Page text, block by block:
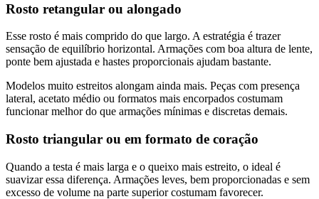
Rosto retangular ou alongado
Esse rosto é mais comprido do que largo. A estratégia é trazer
sensação de equilíbrio horizontal. Armações com boa altura de lente,
ponte bem ajustada e hastes proporcionais ajudam bastante.
Modelos muito estreitos alongam ainda mais. Peças com presença
lateral, acetato médio ou formatos mais encorpados costumam
funcionar melhor do que armações mínimas e discretas demais.
Rosto triangular ou em formato de coração
Quando a testa é mais larga e o queixo mais estreito, o ideal é
suavizar essa diferença. Armações leves, bem proporcionadas e sem
excesso de volume na parte superior costumam favorecer.